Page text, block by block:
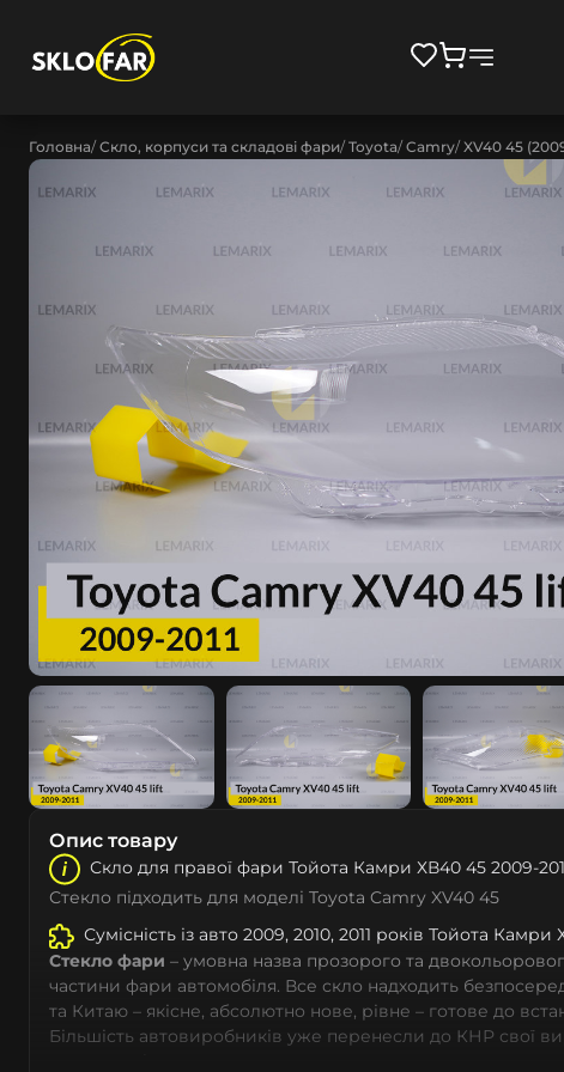
Головна Скло, корпуси та складові фари Toyota Camry XV40 45
Опис товару
Скло для правої фари Тойота Камри ХВ40 45 2009-
Стекло підходить для моделі Toyota Camry XV40 45
Сумісність із авто 2009, 2010, 2011 років Тойота
Стекло фари – умовна назва прозорого та
частини фари автомобіля. Все скло надходить
та Китаю – якісне, абсолютно нове, рівне – готове до
Більшість автовиробників уже перенесли до КНР свої
тому не слід дивуватися, що до 90% запчастин до